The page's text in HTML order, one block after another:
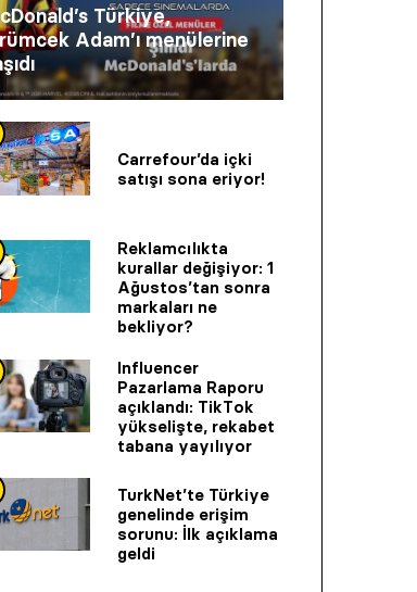
Türkiye,
Adam’ı menülerine
Carrefour’da içki
satışı sona eriyor!
Reklamcılıkta
kurallar değişiyor: 1
Ağustos’tan sonra
markaları ne
bekliyor?
Influencer
Pazarlama Raporu
açıklandı: TikTok
yükselişte, rekabet
tabana yayılıyor
TurkNet’te Türkiye
genelinde erişim
sorunu: İlk açıklama
geldi